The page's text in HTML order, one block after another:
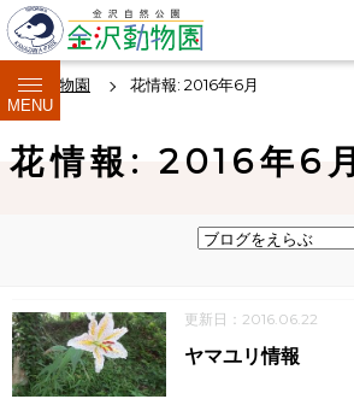
MENU
金沢動物園 花情報: 2016年6月
花情報: 2016年6
更新日：2016.06.22
ヤマユリ情報